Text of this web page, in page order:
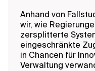
Anhand von
wir, wie
zersplitterte
eingeschränkte
in Chancen für
Verwaltung